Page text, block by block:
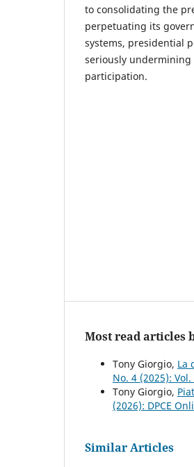
to consolidating the
perpetuating its
systems, presidential
seriously
participation.
Most read articles
Tony Giorgio, La
No. 4 (2025):
Tony Giorgio,
(2026): DPCE
Similar Articles